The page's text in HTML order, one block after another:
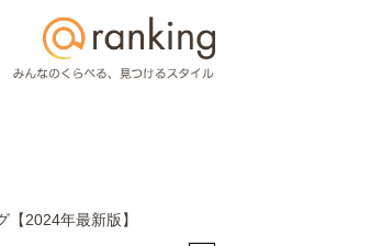
2024年最新版】